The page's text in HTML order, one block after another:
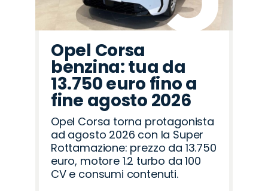
Opel Corsa
benzina: tua da
13.750 euro fino a
fine agosto 2026
Opel Corsa torna protagonista
ad agosto 2026 con la Super
Rottamazione: prezzo da 13.750
euro, motore 1.2 turbo da 100
CV e consumi contenuti.